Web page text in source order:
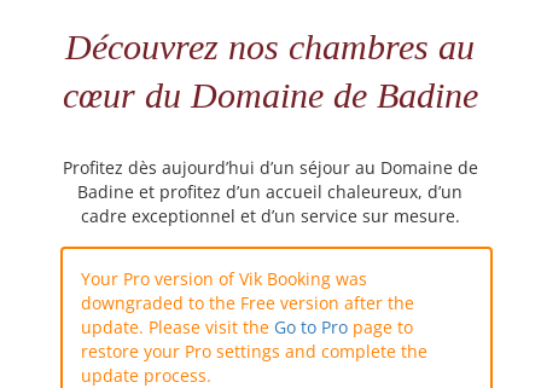
Découvrez nos chambres au
cœur du Domaine de Badine
Profitez dès aujourd’hui d’un séjour au Domaine de
Badine et profitez d’un accueil chaleureux, d’un
cadre exceptionnel et d’un service sur mesure.
Your Pro version of Vik Booking was
downgraded to the Free version after the
update. Please visit the Go to Propage to
restore your Pro settings and complete the
update process.